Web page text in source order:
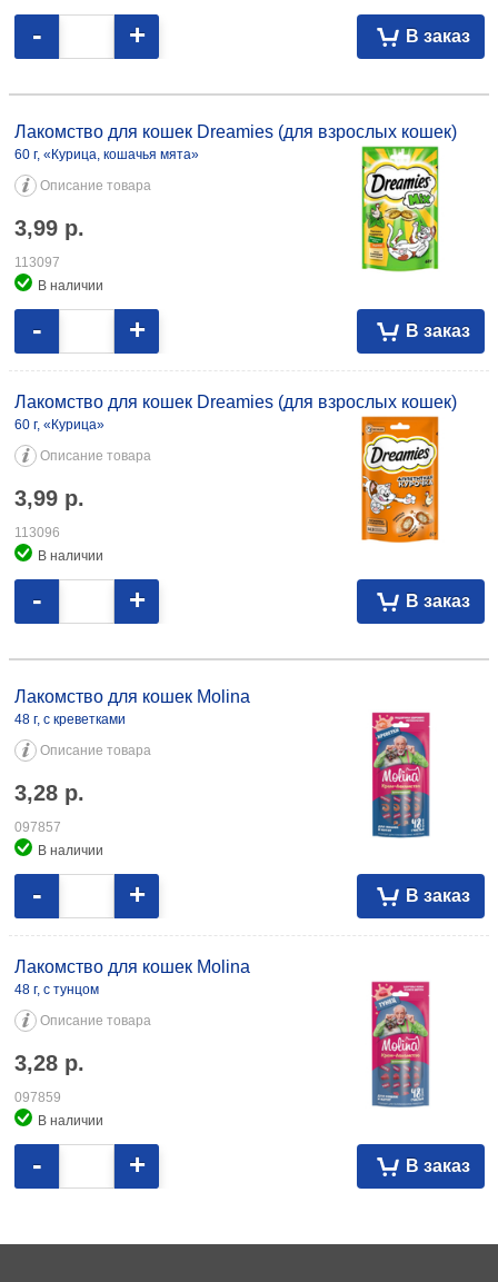
В заказ
- +
кошачья мята» 3,99 113097 60 г, «Курица» 3,99 113096
Лакомство для кошек Dreamies (для взрослых кошек)
60 г, «Курица, кошачья мята»
Описание товара
3,99 р.
113097
В наличии
В заказ
- +
Лакомство для кошек Dreamies (для взрослых кошек)
60 г, «Курица»
Описание товара
3,99 р.
113096
В наличии
В заказ
- +
тунцом 3,28 097859
Лакомство для кошек Molina
48 г, с креветками
Описание товара
3,28 р.
097857
В наличии
В заказ
- +
Лакомство для кошек Molina
48 г, с тунцом
Описание товара
3,28 р.
097859
В наличии
В заказ
- +